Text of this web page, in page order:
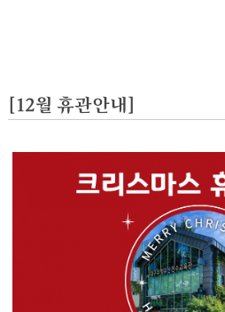
[12월 휴관안내]